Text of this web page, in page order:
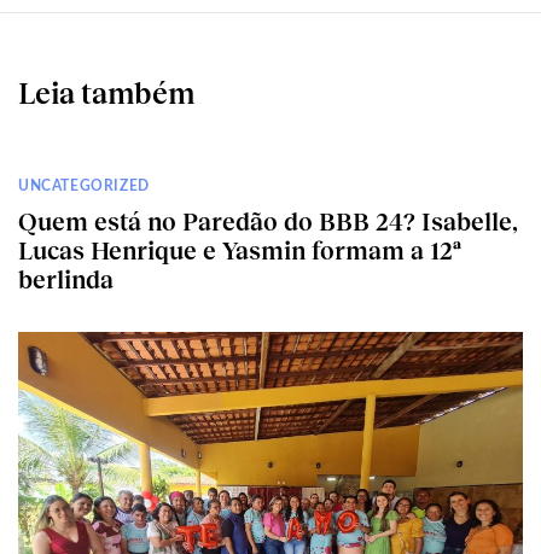
Leia também
UNCATEGORIZED
Quem está no Paredão do BBB 24? Isabelle,
Lucas Henrique e Yasmin formam a 12ª
berlinda